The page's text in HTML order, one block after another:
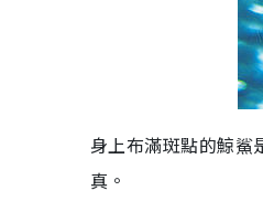
身上布滿斑點的鯨鯊
真。